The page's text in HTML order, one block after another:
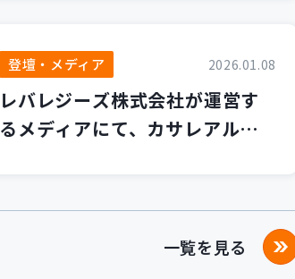
登壇・メディア 2026.01.08
レバレジーズ株式会社が運営す
るメディアにて、カサレアルブ
一覧を見る